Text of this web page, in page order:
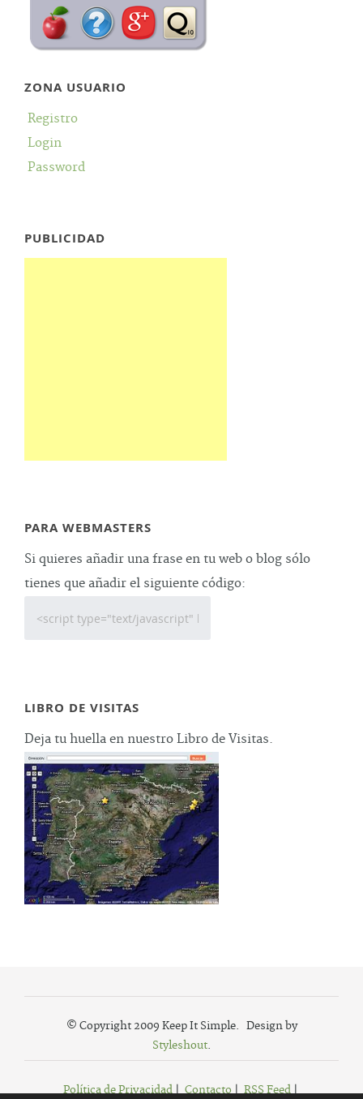
ZONA USUARIO
Registro
Login
Password
PUBLICIDAD
PARA WEBMASTERS
Si quieres añadir una frase en tu web o blog sólo
tienes que añadir el siguiente código:
LIBRO DE VISITAS
Deja tu huella en nuestro Libro de Visitas.
© Copyright 2009 Keep It Simple. Design by
Styleshout.
Política de Privacidad| Contacto| RSS Feed|